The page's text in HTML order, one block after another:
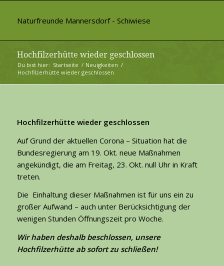
Naturfreunde Mannersdorf - Schiwiese
Hochfilzerhütte wieder geschlossen
Du bist hier: Startseite / Neuigkeiten /
Hochfilzerhütte wieder geschlossen
Hochfilzerhütte wieder geschlossen
Auf Grund der aktuellen Corona – Situation hat die
Bundesregierung am 19. Okt. neue Maßnahmen
angekündigt, die am Freitag, 23. Okt. null Uhr in Kraft
treten.
Die Einhaltung dieser Maßnahmen ist für uns ein zu
großer Aufwand – auch unter Berücksichtigung der
wenigen Stunden Öffnungszeit pro Woche.
Wir haben deshalb beschlossen, unsere
Hochfilzerhütte ab sofort zu schließen!